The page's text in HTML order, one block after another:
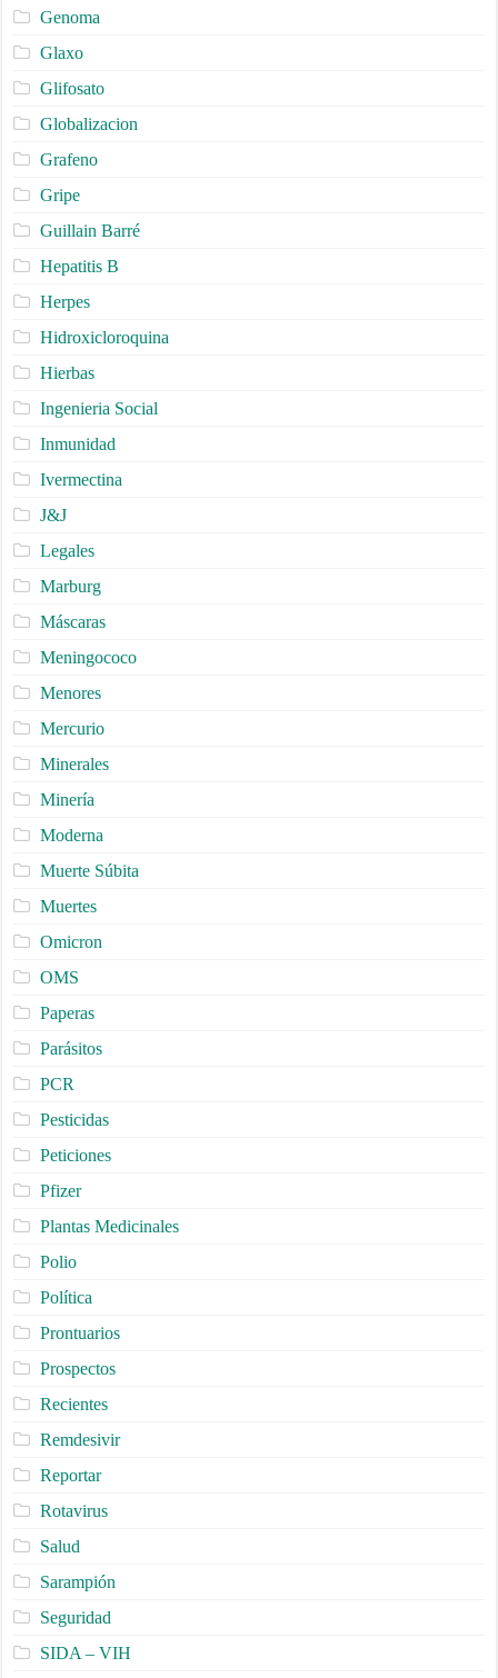
Genoma
Glaxo
Glifosato
Globalizacion
Grafeno
Gripe
Guillain Barré
Hepatitis B
Herpes
Hidroxicloroquina
Hierbas
Ingenieria Social
Inmunidad
Ivermectina
J&J
Legales
Marburg
Máscaras
Meningococo
Menores
Mercurio
Minerales
Minería
Moderna
Muerte Súbita
Muertes
Omicron
OMS
Paperas
Parásitos
PCR
Pesticidas
Peticiones
Pfizer
Plantas Medicinales
Polio
Política
Prontuarios
Prospectos
Recientes
Remdesivir
Reportar
Rotavirus
Salud
Sarampión
Seguridad
SIDA – VIH